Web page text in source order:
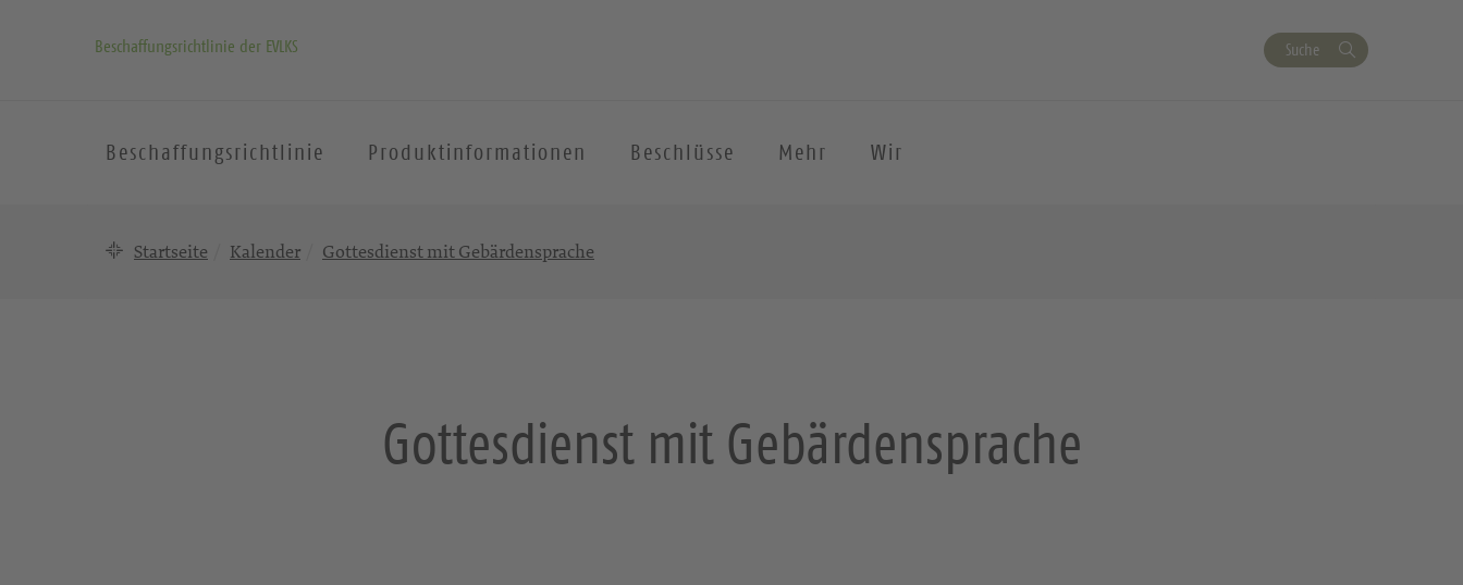
Beschaffungsrichtlinie der EVLKS Suche
Beschaffungsrichtlinie Produktinformationen Beschlüsse Mehr Wir
Startseite Kalender Gottesdienst mit Gebärdensprache
Gottesdienst mit Gebärdensprache